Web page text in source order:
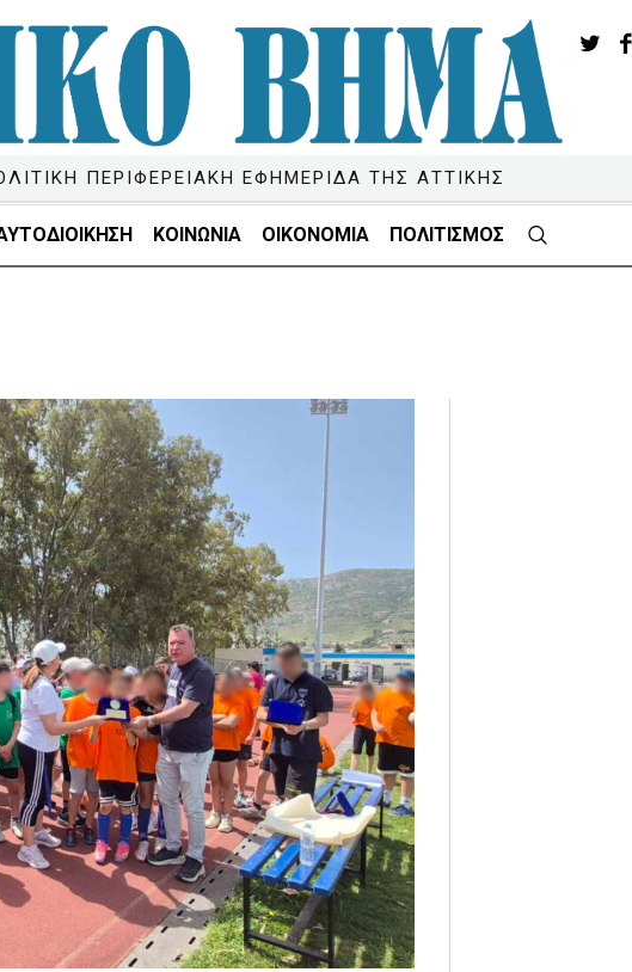
ΠΕΡΙΦΕΡΕΙΑΚΗ ΕΦΗΜΕΡΙΔΑ ΤΗΣ ΑΤΤΙΚΗΣ
ΚΟΙΝΩΝΙΑ ΟΙΚΟΝΟΜΙΑ ΠΟΛΙΤΙΣΜΟΣ